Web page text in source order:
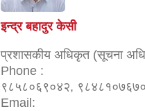
इन्द्र बहादुर केसी
प्रशासकीय अधिकृत (सूचना
Phone :
९८५८०६९०४२, ९८४८१०७६७०
Email: